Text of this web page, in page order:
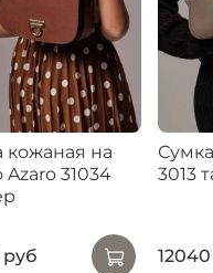
кожаная на
Azaro 31034
руб
3013